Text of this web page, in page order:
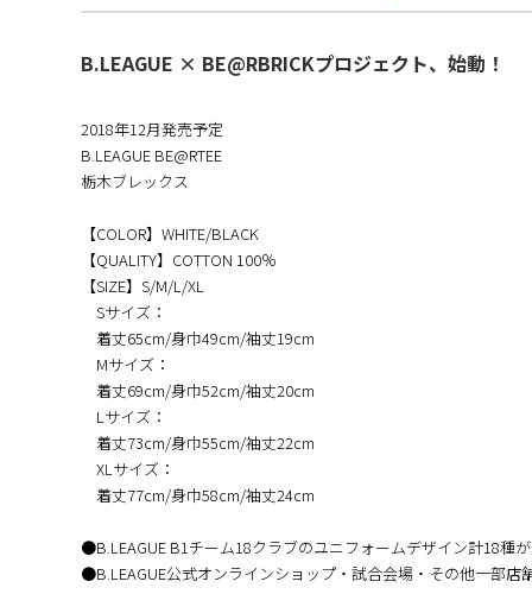
B.LEAGUE × BE@RBRICKプロジェクト、始動！
2018年12月発売予定
B.LEAGUE BE@RTEE
栃木ブレックス
【COLOR】WHITE/BLACK
【QUALITY】COTTON 100％
【SIZE】S/M/L/XL
Sサイズ：
着丈65cm/身巾49cm/袖丈19cm
Mサイズ：
着丈69cm/身巾52cm/袖丈20cm
Lサイズ：
着丈73cm/身巾55cm/袖丈22cm
XLサイズ：
着丈77cm/身巾58cm/袖丈24cm
●B.LEAGUE B1チーム18クラブのユニフォームデザイン計18種
●B.LEAGUE公式オンラインショップ・試合会場・その他一部店